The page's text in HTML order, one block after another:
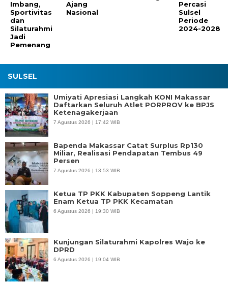
Imbang,
Sportivitas
dan
Silaturahmi
Jadi
Pemenang
Ajang
Nasional
Percasi
Sulsel
Periode
2024-2028
SULSEL
Umiyati Apresiasi Langkah KONI Makassar
Daftarkan Seluruh Atlet PORPROV ke BPJS
Ketenagakerjaan
7 Agustus 2026 | 17:42 WIB
Bapenda Makassar Catat Surplus Rp130
Miliar, Realisasi Pendapatan Tembus 49
Persen
7 Agustus 2026 | 13:53 WIB
Ketua TP PKK Kabupaten Soppeng Lantik
Enam Ketua TP PKK Kecamatan
6 Agustus 2026 | 19:30 WIB
Kunjungan Silaturahmi Kapolres Wajo ke
DPRD
6 Agustus 2026 | 19:04 WIB